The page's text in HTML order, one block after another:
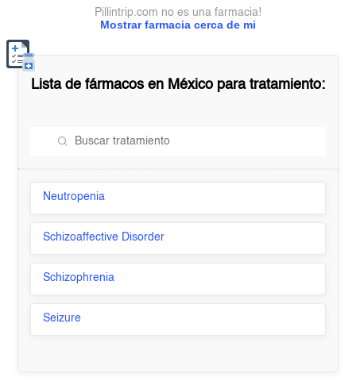
Mostrar farmacia cerca de mi
Pillintrip.com no es una farmacia!
Lista de fármacos en México para tratamiento:
Neutropenia
Schizoaffective Disorder
Schizophrenia
Seizure